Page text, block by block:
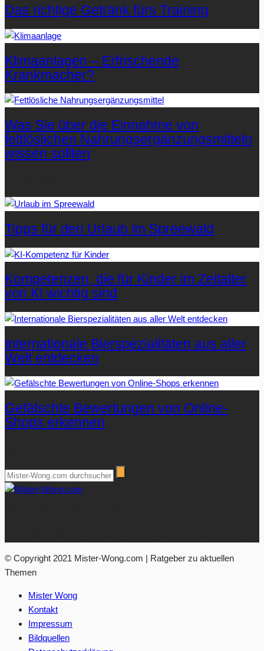
Das richtige Getränk fürs Training
Klimaanlagen – Erfrischende
Krankmacher?
Was Sie über die Einnahme von
fettlöslichen Nahrungsergänzungsmitteln
wissen sollten
Tipps für den Urlaub im Spreewald
Kompetenzen, die für Kinder im Zeitalter
von KI wichtig sind
Internationale Bierspezialitäten aus aller
Welt entdecken
Gefälschte Bewertungen von Online-
Shops erkennen
© Copyright 2021 Mister-Wong.com | Ratgeber zu aktuellen
Themen
Mister Wong
Kontakt
Impressum
Bildquellen